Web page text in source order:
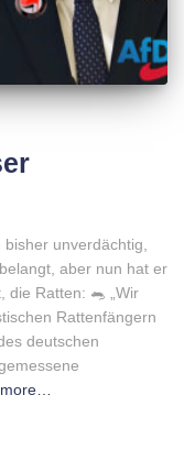
unverdächtig,
aber nun hat er
die Ratten: 🐀 „Wir
Rattenfängern
deutschen